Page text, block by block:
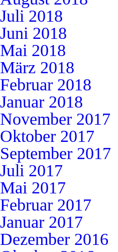
Juli 2018
Juni 2018
Mai 2018
März 2018
Februar 2018
Januar 2018
November 2017
Oktober 2017
September 2017
Juli 2017
Mai 2017
Februar 2017
Januar 2017
Dezember 2016